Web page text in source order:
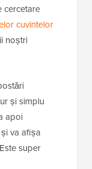
cercetare
cuvintelor
noștri
și simplu
apoi
va afișa
super